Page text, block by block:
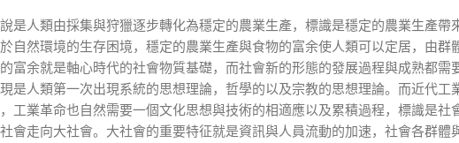
是人類由採集與狩獵逐步轉化為穩定的農業生產，標識是穩定的農業生產帶
自然環境的生存困境，穩定的農業生產與食物的富余使人類可以定居，由群
富余就是軸心時代的社會物質基礎，而社會新的形態的發展過程與成熟都需
是人類第一次出現系統的思想理論，哲學的以及宗教的思想理論。而近代工
工業革命也自然需要一個文化思想與技術的相適應以及累積過程，標識是社
會走向大社會。大社會的重要特征就是資訊與人員流動的加速，社會各群體